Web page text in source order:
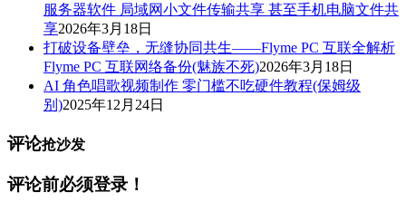
服务器软件 局域网小文件传输共享 甚至手机电脑文件共
享2026年3月18日
打破设备壁垒，无缝协同共生——Flyme PC 互联全解析
Flyme PC 互联网络备份(魅族不死)2026年3月18日
AI 角色唱歌视频制作 零门槛不吃硬件教程(保姆级
别)2025年12月24日
评论抢沙发
评论前必须登录！